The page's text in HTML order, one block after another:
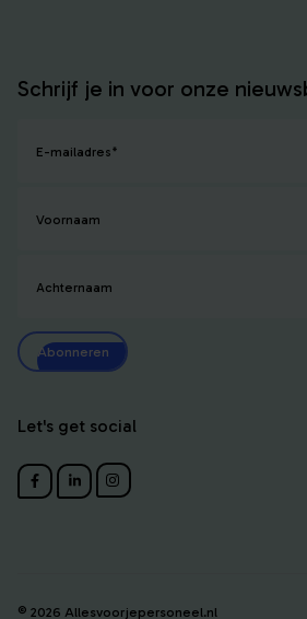
Schrijf je in voor onze
E-mailadres*
Voornaam
Achternaam
Abonneren
Let's get social
© 2026 Allesvoorjepersoneel.nl